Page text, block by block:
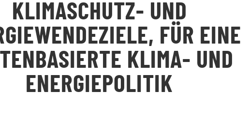
KLIMASCHUTZ- UND
FÜR EINE
KLIMA- UND
ENERGIEPOLITIK